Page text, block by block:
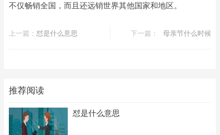
不仅畅销全国，而且还远销世界其他国家和地区。
上一篇： ​怼是什么意思 下一篇： ​母亲节什么时候
推荐阅读
​怼是什么意思